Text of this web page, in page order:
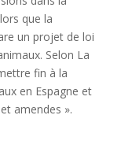
que la
un projet de loi
Selon La
fin à la
en Espagne et
et amendes ».